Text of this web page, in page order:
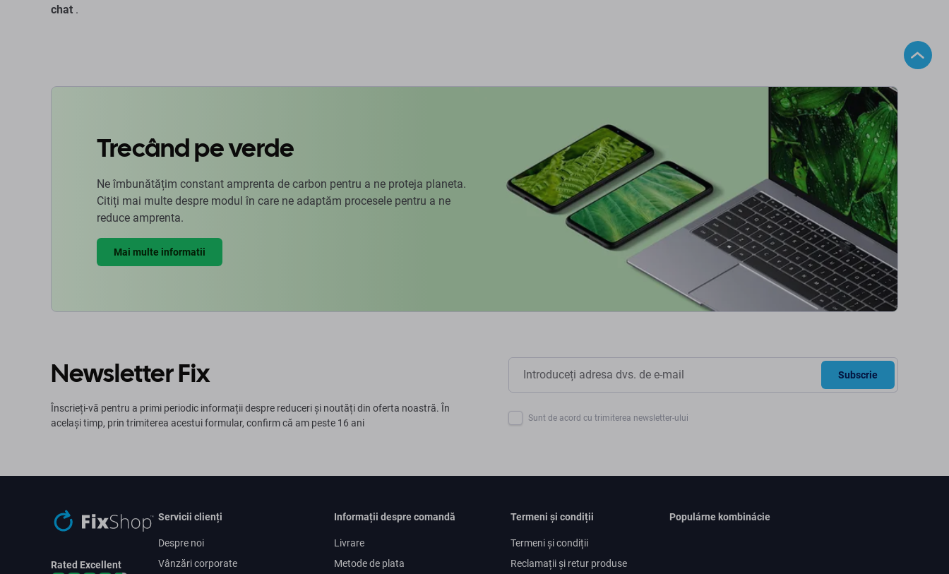
chat .
Trecând pe verde
Ne îmbunătățim constant amprenta de carbon pentru a ne proteja planeta.
Citiți mai multe despre modul în care ne adaptăm procesele pentru a ne
reduce amprenta.
Mai multe informatii
Newsletter Fix
Înscrieți-vă pentru a primi periodic informații despre reduceri și noutăți din oferta noastră. În
același timp, prin trimiterea acestui formular, confirm că am peste 16 ani
Subscrie
Sunt de acord cu trimiterea newsletter-ului
Rated Excellent
Servicii clienți
Despre noi
Vânzări corporate
Informații despre comandă
Livrare
Metode de plata
Termeni și condiții
Termeni și condiții
Reclamații și retur produse
Populárne kombinácie